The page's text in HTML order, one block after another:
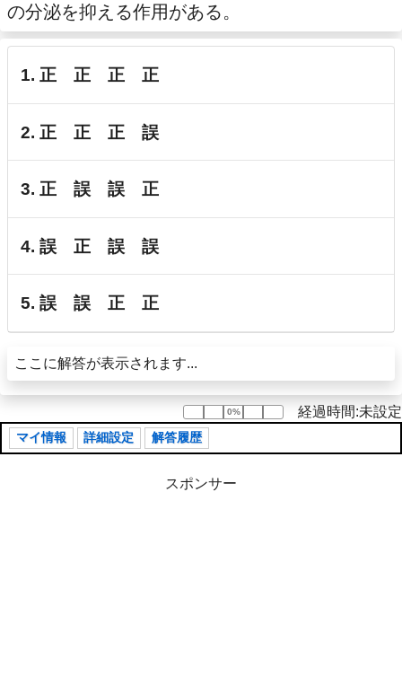
の分泌を抑える作用がある。
1. 正 正 正 正
2. 正 正 正 誤
3. 正 誤 誤 正
4. 誤 正 誤 誤
5. 誤 誤 正 正
ここに解答が表示されます...
0%
0% 経過時間:未設定
マイ情報 詳細設定 解答履歴
スポンサー